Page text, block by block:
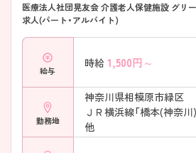
医療法人社団晃友会 介護老人保健施設 グリ
求人(パート・アルバイト)
給与
時給 1,500円～
勤務地
神奈川県相模原市緑区
ＪＲ横浜線「橋本(神奈川
他